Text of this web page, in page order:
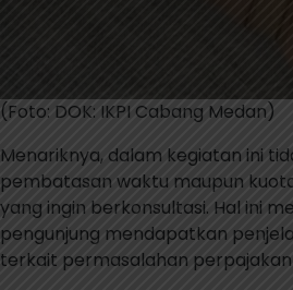
(Foto: DOK: IKPI Cabang Medan)
Menariknya, dalam kegiatan ini
pembatasan waktu maupun
yang ingin berkonsultasi. Hal ini
pengunjung mendapatkan
terkait permasalahan